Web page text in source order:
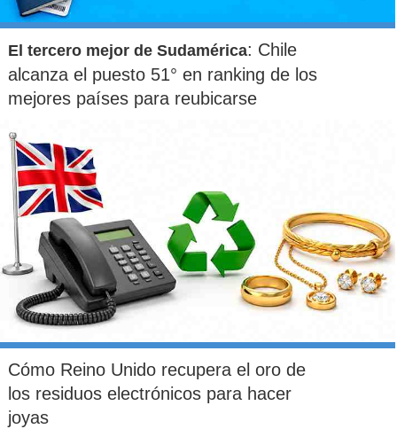
El tercero mejor de Sudamérica: Chile
alcanza el puesto 51° en ranking de los
mejores países para reubicarse
Cómo Reino Unido recupera el oro de
los residuos electrónicos para hacer
joyas